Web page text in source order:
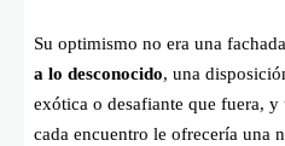
Su optimismo no era una
a lo desconocido, una
exótica o desafiante que fuera,
cada encuentro le ofrecería una